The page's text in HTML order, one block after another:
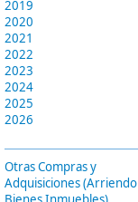
2019
2020
2021
2022
2023
2024
2025
2026
Otras Compras y
Adquisiciones (Arriendo